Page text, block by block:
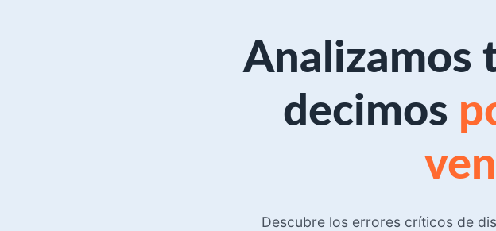
Analizamos
decimos
Descubre los errores críticos de